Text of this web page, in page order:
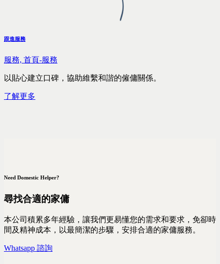
跟進服務
服務, 首頁-服務
以貼心建立口碑，協助維繫和諧的僱傭關係。
了解更多
Need Domestic Helper?
尋找合適的家傭
本公司積累多年經驗，讓我們更易懂您的需求和要求，免卻時
間及精神成本，以最簡潔的步驟，安排合適的家傭服務。
Whatsapp 諮詢